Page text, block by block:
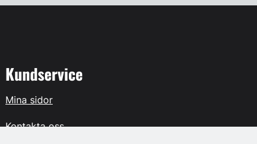
Kundservice
Mina sidor
Kontakta oss